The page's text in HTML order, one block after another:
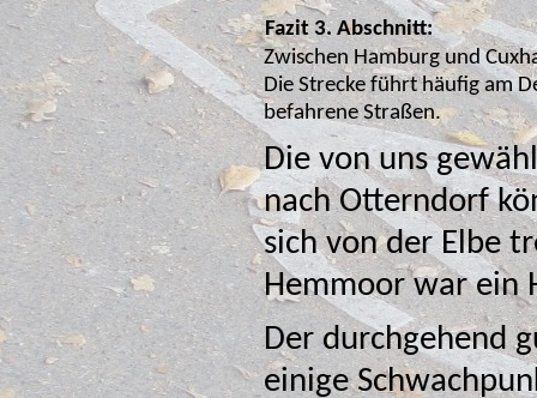
Fazit 3. Abschnitt:
Zwischen Hamburg und
Die Strecke führt häufig am Deich entlang oder über wenig
befahrene Straßen.
Die von uns
nach Otterndorf
sich von der Elbe
Der durchgehend
einige Schwachpunkte gegenüber. Rechts-